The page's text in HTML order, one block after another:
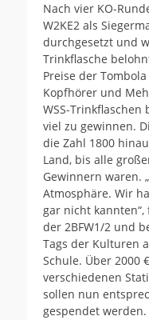
Nach vier KO-
W2KE2 als
durchgesetzt und
Trinkflasche
Preise der
Kopfhörer und
WSS-Trinkflaschen
viel zu gewinnen.
die Zahl 1800
Land, bis alle
Gewinnern waren.
Atmosphäre. Wir
gar nicht
der 2BFW1/2 und
Tags der Kulturen
Schule. Über 2000
verschiedenen
sollen nun
gespendet werden.